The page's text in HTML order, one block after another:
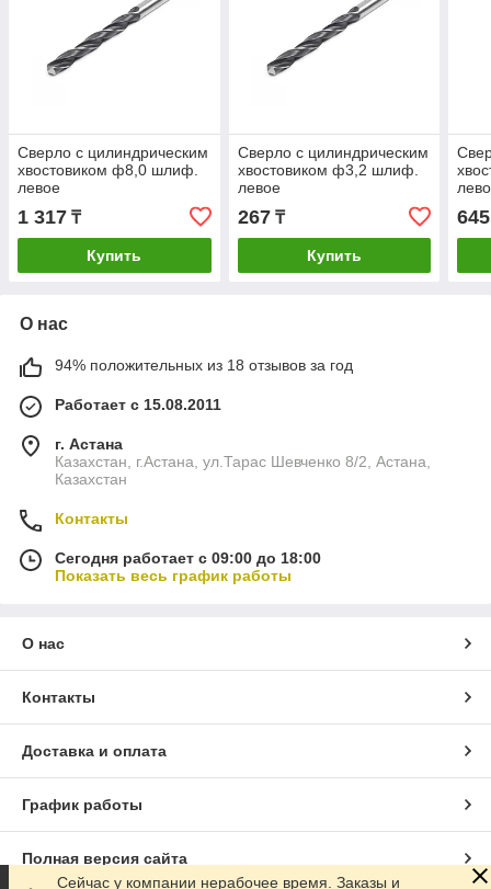
Сверло с цилиндрическим
хвостовиком ф8,0 шлиф.
левое
1 317 ₸
Купить
Сверло с цилиндрическим
хвостовиком ф3,2 шлиф.
левое
267₸
Купить
645
О нас
94% положительных из 18 отзывов за год
Работает с 15.08.2011
г. Астана
Казахстан, г.Астана, ул.Тарас Шевченко 8/2, Астана,
Казахстан
Контакты
Сегодня работает с 09:00 до 18:00
Показать весь график работы
О нас
Контакты
Доставка и оплата
График работы
Полная версия сайта
Сейчас у компании нерабочее время. Заказы и